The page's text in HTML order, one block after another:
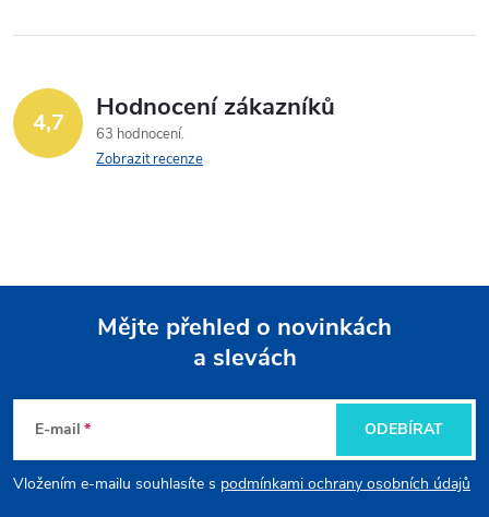
4,7 Hodnocení zákazníků
63 hodnocení
Zobrazit recenze
p
Mějte přehled o novinkách
a slevách
E-mail
Vložením e-mailu souhlasíte s podmínkami ochrany osobních údajů
ODEBÍRAT